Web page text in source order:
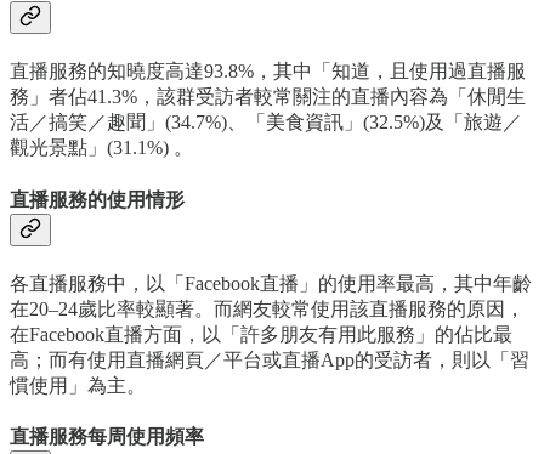
直播服務的知曉度高達93.8%，其中「知道，且使用過直播服
務」者佔41.3%，該群受訪者較常關注的直播內容為「休閒生
活／搞笑／趣聞」(34.7%)、「美食資訊」(32.5%)及「旅遊／
觀光景點」(31.1%) 。
直播服務的使用情形
各直播服務中，以「Facebook直播」的使用率最高，其中年齡
在20–24歲比率較顯著。而網友較常使用該直播服務的原因，
在Facebook直播方面，以「許多朋友有用此服務」的佔比最
高；而有使用直播網頁／平台或直播App的受訪者，則以「習
慣使用」為主。
直播服務每周使用頻率